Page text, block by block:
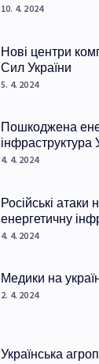
10. 4. 2024
Нові центри
Сил України
5. 4. 2024
Пошкоджена
інфраструктура
4. 4. 2024
Російські атаки
енергетичну
4. 4. 2024
Медики на
2. 4. 2024
Українська